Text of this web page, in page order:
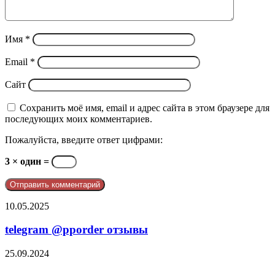
Имя *
Email *
Сайт
Сохранить моё имя, email и адрес сайта в этом браузере для
последующих моих комментариев.
Пожалуйста, введите ответ цифрами:
3 × один =
telegram
отзывы
10.05.2025
telegram @pporder отзывы
Почему
25.09.2024